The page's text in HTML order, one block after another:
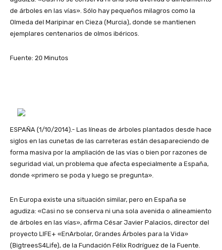
de árboles en las vías». Sólo hay pequeños milagros como la
Olmeda del Maripinar en Cieza (Murcia), donde se mantienen
ejemplares centenarios de olmos ibéricos.
Fuente: 20 Minutos
ESPAÑA (1/10/2014).- Las líneas de árboles plantados desde hace
siglos en las cunetas de las carreteras están desapareciendo de
forma masiva por la ampliación de las vías o bien por razones de
seguridad vial, un problema que afecta especialmente a España,
donde «primero se poda y luego se pregunta».
En Europa existe una situación similar, pero en España se
agudiza: «Casi no se conserva ni una sola avenida o alineamiento
de árboles en las vías», afirma César Javier Palacios, director del
proyecto LIFE+ «EnArbolar, Grandes Árboles para la Vida»
(BigtreesS4Life), de la Fundación Félix Rodríguez de la Fuente.